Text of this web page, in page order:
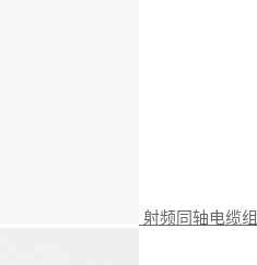
射频同轴电缆